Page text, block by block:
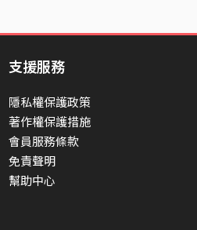
支援服務
隱私權保護政策
著作權保護措施
會員服務條款
免責聲明
幫助中心